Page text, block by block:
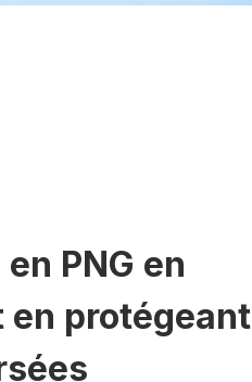
PNG en
protégeant